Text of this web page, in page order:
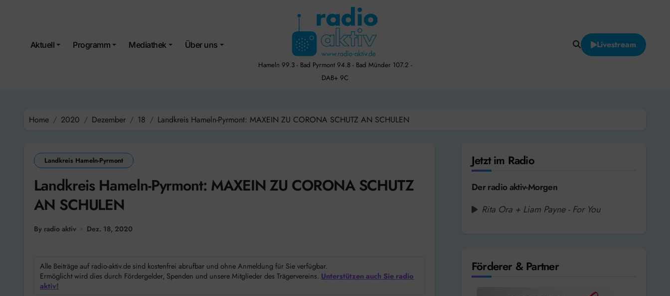
Aktuell Programm Mediathek Über uns
Hameln 99.3 - Bad Pyrmont 94.8 - Bad Münder 107.2 -
DAB+ 9C
Livestream
Home 2020 Dezember 18 Landkreis Hameln-Pyrmont: MAXEIN ZU CORONA SCHUTZ AN SCHULEN
Landkreis Hameln-Pyrmont
Landkreis Hameln-Pyrmont: MAXEIN ZU CORONA SCHUTZ
AN SCHULEN
By radio aktiv Dez. 18, 2020
Alle Beiträge auf radio-aktiv.de sind kostenfrei abrufbar und ohne Anmeldung für Sie verfügbar.
Ermöglicht wird dies durch Fördergelder, Spenden und unsere Mitglieder des Trägervereins. Unterstützen auch Sie radio
aktiv!
Jetzt im Radio
Der radio aktiv-Morgen
Rita Ora + Liam Payne - For You
Förderer & Partner